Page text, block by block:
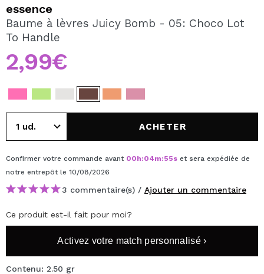
En créant un compte sur Maquibeauty.fr vous pourrez
effectuer vos achats rapidement, vérifier l'état de vos
CRÉER UN COMPTE
essence
Baume à lèvres Juicy Bomb - 05: Choco Lot
To Handle
2,99€
ACHETER
Confirmer votre commande avant 00h:04m:55s et sera expédiée de
notre entrepôt le 10/08/2026
3 commentaire(s) / Ajouter un commentaire
Ce produit est-il fait pour moi?
Activez votre match personnalisé ›
Contenu: 2.50 gr